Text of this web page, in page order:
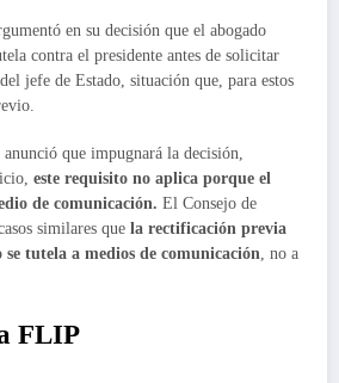
en su decisión que el abogado
contra el presidente antes de solicitar
jefe de Estado, situación que, para estos
que impugnará la decisión,
este requisito no aplica porque el
de comunicación. El Consejo de
similares que la rectificación previa
se tutela a medios de comunicación, no a
FLIP